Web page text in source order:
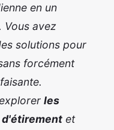
en un
avez
solutions pour
forcément
les
et